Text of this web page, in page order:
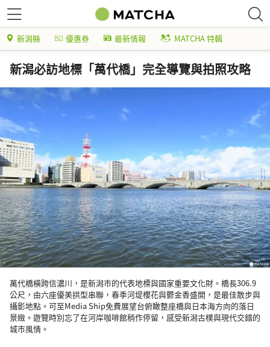
新潟縣 優惠券 最新情報 MATCHA 特輯
新潟必訪地標「萬代橋」完全導覽與拍照攻略
萬代橋橫跨信濃川，是新潟市的代表地標與國家重要文化財。橋長306.9
公尺，由六座優美拱型串聯，春季河堤櫻花與鬱金香盛開，是最佳散步與
攝影地點。可至Media Ship免費展望台俯瞰整座橋與日本海方向的落日
景緻。遊覽時別忘了在河岸咖啡館稍作停留，感受新潟古樸與現代交錯的
城市風情。